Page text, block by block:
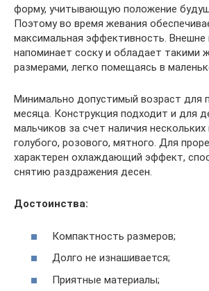
форму, учитывающую положение
Поэтому во время жевания
максимальная эффективность. Внешне
напоминает соску и обладает такими
размерами, легко помещаясь в
Минимально допустимый возраст для
месяца. Конструкция подходит и для
мальчиков за счет наличия
голубого, розового, мятного. Для
характерен охлаждающий эффект,
снятию раздражения десен.
Достоинства:
Компактность размеров;
Долго не изнашивается;
Приятные материалы;